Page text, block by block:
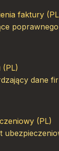
faktury
dane
(PL)